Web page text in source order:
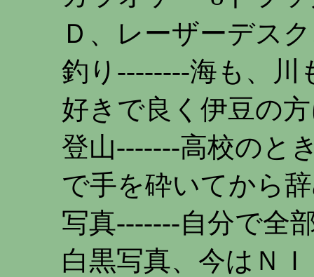
Ｄ、レーザーデス
釣り--------海も、川
好きで良く伊豆の
登山-------高校のと
で手を砕いてから
写真-------自分で全
白黒写真、今はＮ